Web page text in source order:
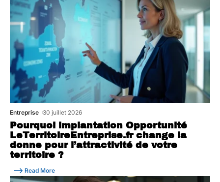
Pourquoi implantation Opportunité
LeTerritoireEntreprise.fr change la
donne pour l’attractivité de votre
territoire ?
Entreprise 30 juillet 2026
Read More